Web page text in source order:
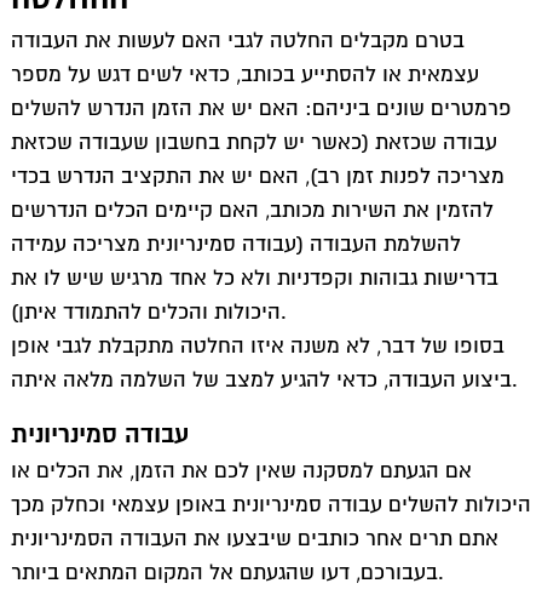
עבודה סמינריונית במשפטים
סיוע בכתיבת עבודות אקדמיות
מבנה עבודה סמינריונית בהתאם לכללי הכתיבה האקדמית
כללי כתיבה אקדמית
מומחים בהכנת עבודות אקדמיות
איך כותבים עבודה אקדמית
כתיבת עבודה סמינריונית בתשלום
טעויות נפוצות בכתיבת סמינריון
שלב הצעת המחקר בכתיבת עבודה סמינריונית
מי מפחד מרפרט?
עבודה סמינריונית – איך ללמוד את העבודה ולהימנע מהונאות
ו”מוקשים”?
מחפשים ראש שקט לכתיבת סמינריון?
עבודה סמינריונית
דברים שכדאי לדעת על עבודות אקדמיות
בטרם מקבלים החלטה לגבי האם לעשות את העבודה
עצמאית או להסתייע בכותב, כדאי לשים דגש על מספר
פרמטרים שונים ביניהם: האם יש את הזמן הנדרש להשלים
עבודה שכזאת (כאשר יש לקחת בחשבון שעבודה שכזאת
מצריכה לפנות זמן רב), האם יש את התקציב הנדרש בכדי
להזמין את השירות מכותב, האם קיימים הכלים הנדרשים
להשלמת העבודה (עבודה סמינריונית מצריכה עמידה
בדרישות גבוהות וקפדניות ולא כל אחד מרגיש שיש לו את
היכולות והכלים להתמודד איתן).
בסופו של דבר, לא משנה איזו החלטה מתקבלת לגבי אופן
ביצוע העבודה, כדאי להגיע למצב של השלמה מלאה איתה.
עבודה סמינריונית
אם הגעתם למסקנה שאין לכם את הזמן, את הכלים או
היכולות להשלים עבודה סמינריונית באופן עצמאי וכחלק מכך
אתם תרים אחר כותבים שיבצעו את העבודה הסמינריונית
בעבורכם, דעו שהגעתם אל המקום המתאים ביותר.